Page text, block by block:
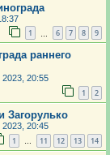
1 6 7 8 9
раннего
2023, 20:55
1 2
Загорулько
2023, 20:45
1 … 11 12 13 14